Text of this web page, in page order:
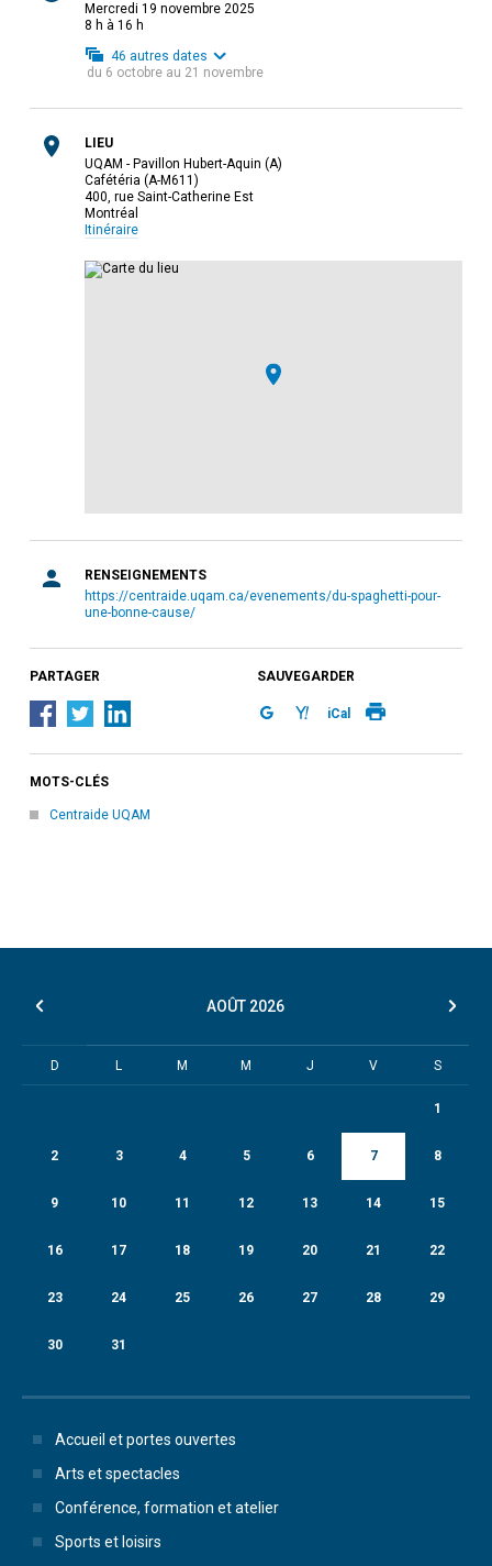
mercredi 19 novembre 2025
8 h à 16 h
46 autres dates
du 6 octobre au 21 novembre
LIEU
UQAM - Pavillon Hubert-Aquin (A)
Cafétéria (A-M611)
400, rue Saint-Catherine Est
Montréal
Itinéraire
RENSEIGNEMENTS
https://centraide.uqam.ca/evenements/du-spaghetti-pour-
une-bonne-cause/
PARTAGER SAUVEGARDER
iCal
MOTS-CLÉS
Centraide UQAM
AOÛT 2026
D L M M J V S
1
2 3 4 5 6 7 8
9 10 11 12 13 14 15
16 17 18 19 20 21 22
23 24 25 26 27 28 29
30 31
Accueil et portes ouvertes
Arts et spectacles
Conférence, formation et atelier
Sports et loisirs